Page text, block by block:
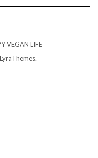
VEGAN LIFE
LyraThemes.